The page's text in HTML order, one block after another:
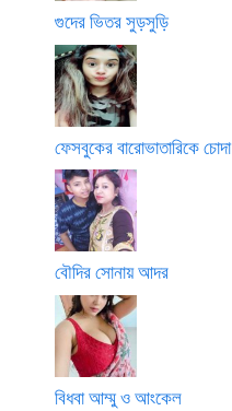
গুদের ভিতর সুড়সুড়ি
ফেসবুকের বারোভাতারিকে চোদা
বৌদির সোনায় আদর
বিধবা আম্মু ও আংকেল